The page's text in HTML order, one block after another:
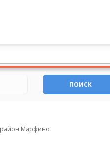
ПОИСК
район Марфино